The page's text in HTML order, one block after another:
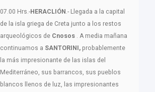
07.00 Hrs.-HERACLIÓN .- Llegada a la capital
de la isla griega de Creta junto a los restos
arqueológicos de Cnosos . A media mañana
continuamos a SANTORINI, probablemente
la más impresionante de las islas del
Mediterráneo, sus barrancos, sus pueblos
blancos llenos de luz, las impresionantes